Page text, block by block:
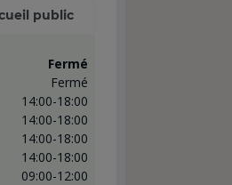
public
Fermé
Fermé
14:00-18:00
14:00-18:00
14:00-18:00
14:00-18:00
09:00-12:00